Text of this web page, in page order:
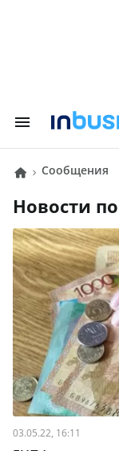
сообщения
Новости
03.05.22, 16:11